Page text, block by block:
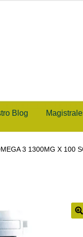
Blog
Contáctanos
3 1300MG X 100